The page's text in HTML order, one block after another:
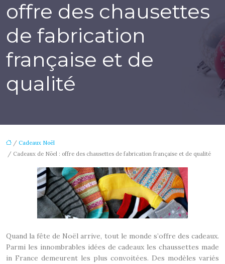
offre des chausettes
de fabrication
française et de
qualité
/ Cadeaux Noël
/ Cadeaux de Nöel : offre des chausettes de fabrication française et de qualité
Quand la fête de Noël arrive, tout le monde s’offre des cadeaux.
Parmi les innombrables idées de cadeaux les chaussettes made
in France demeurent les plus convoitées. Des modèles variés